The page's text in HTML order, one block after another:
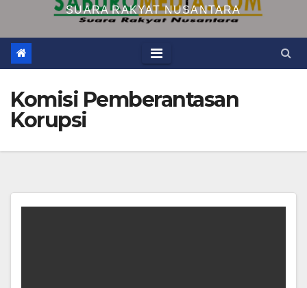
SUARA RAKYAT NUSANTARA
Komisi Pemberantasan
Korupsi